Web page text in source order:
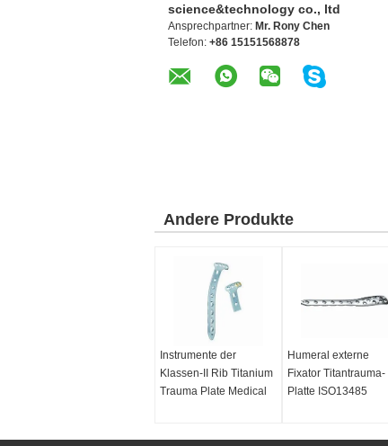
science&technology co., ltd
Ansprechpartner: Mr. Rony Chen
Telefon: +86 15151568878
Andere Produkte
Instrumente der
Klassen-II Rib Titanium
Trauma Plate Medical
Humeral externe
Fixator Titantrauma-
Platte ISO13485